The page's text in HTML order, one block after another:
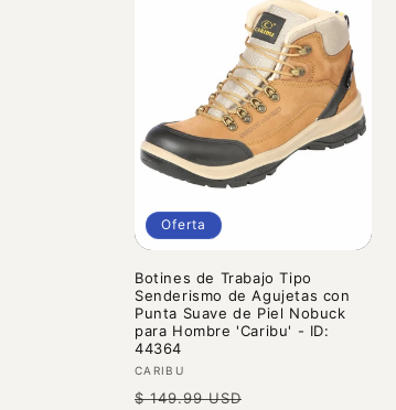
Oferta
Botines de Trabajo Tipo
Senderismo de Agujetas con
Punta Suave de Piel Nobuck
para Hombre 'Caribu' - ID:
44364
Proveedor:
CARIBU
Precio
$ 149.99 USD